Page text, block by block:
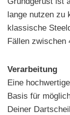
lange nutzen zu
klassische
Fällen zwischen
Verarbeitung
Eine
Basis für
Deiner